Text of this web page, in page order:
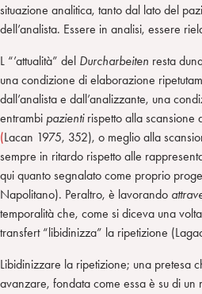
situazione analitica, tanto dal lato del
dell’analista. Essere in analisi, essere
L “’attualità” del Durcharbeiten resta
una condizione di elaborazione
dall’analista e dall’analizzante, una
entrambi pazienti rispetto alla scansione
(Lacan 1975, 352), o meglio alla
sempre in ritardo rispetto alle
qui quanto segnalato come proprio
Napolitano). Peraltro, è lavorando
temporalità che, come si diceva una
transfert “libidinizza” la ripetizione
Libidinizzare la ripetizione; una pretesa
avanzare, fondata come essa è su di un